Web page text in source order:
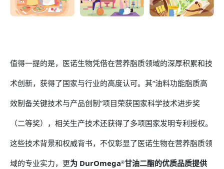
值得一提的是，医诺生物凭借在营养脂质领域的深厚积累和技
术创新，获得了国家与行业的高度认可。其“油料功能脂质高
效制备关键技术与产品创制”项目荣获国家科学技术进步奖
（二等奖），相关生产技术还获得了多项国家发明专利授权。
这些技术背景和权威背书，不仅彰显了医诺生物在营养脂质领
域的专业实力，更为 DurOmega®甘油二酯的优质品质提供